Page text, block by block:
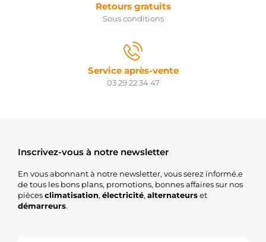
Retours gratuits
Sous conditions
Service après-vente
03 29 22 34 47
Inscrivez-vous à notre newsletter
En vous abonnant à notre newsletter, vous serez informé.e
de tous les bons plans, promotions, bonnes affaires sur nos
piècesclimatisation, électricité, alternateurset
démarreurs.